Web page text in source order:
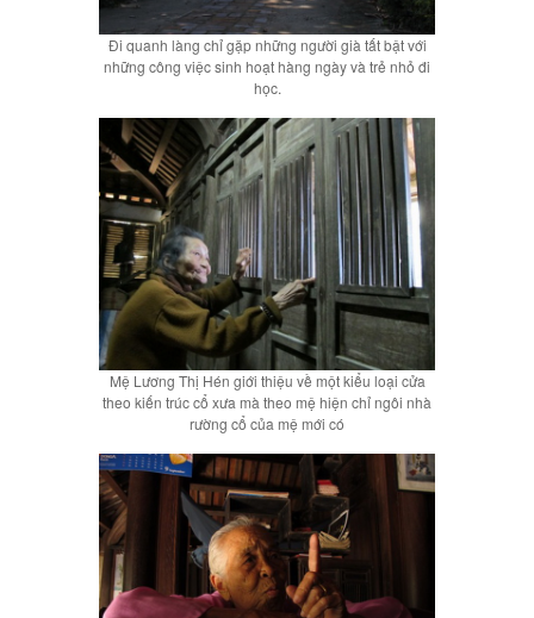
Đi quanh làng chỉ gặp những người già tất bật với
những công việc sinh hoạt hàng ngày và trẻ nhỏ đi
học.
Mệ Lương Thị Hén giới thiệu về một kiểu loại cửa
theo kiến trúc cổ xưa mà theo mệ hiện chỉ ngôi nhà
rường cổ của mệ mới có